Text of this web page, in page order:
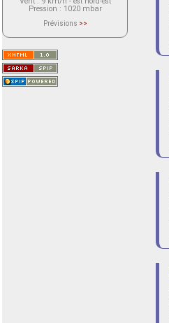
Pression : 1020 mbar
Prévisions >>
actuellement aucune prévision
Saint-Nom.
Veuillez consulter le message du
service ci-dessous.
(401 - Invalid API key. Please see
https://openweathermap.org/faq#error401